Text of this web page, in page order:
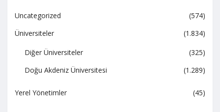
Uncategorized
(574)
Üniversiteler
(1.834)
Diğer Üniversiteler
(325)
Doğu Akdeniz Üniversitesi
(1.289)
Yerel Yönetimler (45)